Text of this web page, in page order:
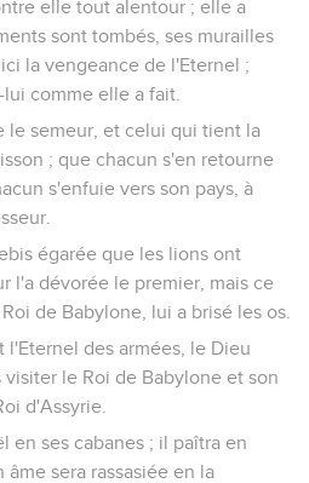
elle tout alentour ; elle a
sont tombés, ses murailles
la vengeance de l'Eternel ;
comme elle a fait.
le semeur, et celui qui tient la
; que chacun s'en retourne
s'enfuie vers son pays, à
égarée que les lions ont
l'a dévorée le premier, mais ce
de Babylone, lui a brisé les os.
l'Eternel des armées, le Dieu
le Roi de Babylone et son
d'Assyrie.
en ses cabanes ; il paîtra en
âme sera rassasiée en la